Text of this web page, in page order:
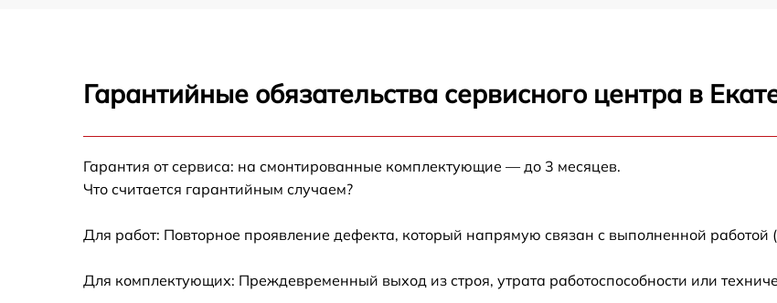
Гарантийные обязательства сервисного центра в
Гарантия от сервиса: на смонтированные комплектующие — до 3 месяцев.
Что считается гарантийным случаем?
Для работ: Повторное проявление дефекта, который напрямую связан с выполненной
Для комплектующих: Преждевременный выход из строя, утрата работоспособности или